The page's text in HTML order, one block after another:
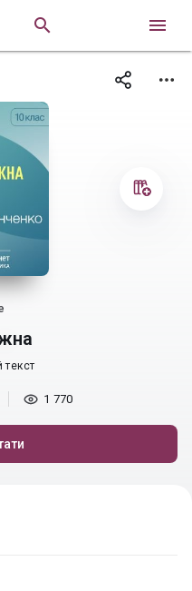
 
текст
1 770